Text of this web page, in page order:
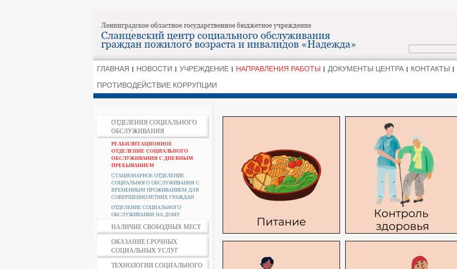
ГЛАВНАЯ НОВОСТИ УЧРЕЖДЕНИЕ НАПРАВЛЕНИЯ РАБОТЫ ДОКУМЕНТЫ ЦЕНТРА КОНТАКТЫ
ПРОТИВОДЕЙСТВИЕ КОРРУПЦИИ
ОТДЕЛЕНИЯ СОЦИАЛЬНОГО
ОБСЛУЖИВАНИЯ
РЕАБИЛИТАЦИОННОЕ
ОТДЕЛЕНИЕ СОЦИАЛЬНОГО
ОБСЛУЖИВАНИЯ С ДНЕВНЫМ
ПРЕБЫВАНИЕМ
СТАЦИОНАРНОЕ ОТДЕЛЕНИЕ
СОЦИАЛЬНОГО ОБСЛУЖИВАНИЯ С
ВРЕМЕННЫМ ПРОЖИВАНИЕМ ДЛЯ
СОВЕРШЕННОЛЕТНИХ ГРАЖДАН
ОТДЕЛЕНИЕ СОЦИАЛЬНОГО
ОБСЛУЖИВАНИЯ НА ДОМУ
НАЛИЧИЕ СВОБОДНЫХ МЕСТ
ОКАЗАНИЕ СРОЧНЫХ
СОЦИАЛЬНЫХ УСЛУГ
ТЕХНОЛОГИИ СОЦИАЛЬНОГО